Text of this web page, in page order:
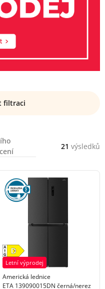
filtraci
21 výsledků
Letní výprodej
Americká lednice
ETA 139090015DN černá/nerez